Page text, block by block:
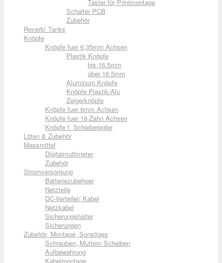
Taster für Printmontage
Schalter PCB
Zubehör
Reverb/ Tanks
Knöpfe
Knöpfe fuer 6,35mm Achsen
Plastik Knöpfe
bis 16.5mm
über 16.5mm
Aluminum Knöpfe
Knöpfe Plastik/Alu
Zeigerknöpfe
Knöpfe fuer 6mm Achsen
Knöpfe fuer 18-Zahn Achsen
Knöpfe f. Schieberegler
Löten & Zubehör
Messmittel
Digitalmultimeter
Zubehör
Stromversorgung
Batteriezubehoer
Netzteile
DC-Verteiler/ Kabel
Netzkabel
Sicherungshalter
Sicherungen
Zubehör, Montage, Sonstiges
Schrauben, Muttern Scheiben
Aufbewahrung
Kabelmontage